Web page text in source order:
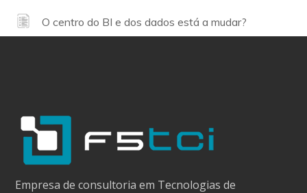
O centro do BI e dos dados está a mudar?
Empresa de consultoria em Tecnologias de